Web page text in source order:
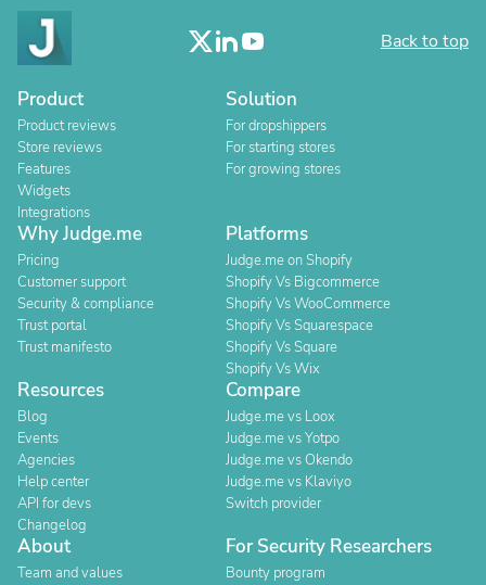
Back to top
Product
Product reviews
Store reviews
Features
Widgets
Integrations
Solution
For dropshippers
For starting stores
For growing stores
Why Judge.me
Pricing
Customer support
Security & compliance
Trust portal
Trust manifesto
Platforms
Judge.me on Shopify
Shopify Vs Bigcommerce
Shopify Vs WooCommerce
Shopify Vs Squarespace
Shopify Vs Square
Shopify Vs Wix
Resources
Blog
Events
Agencies
Help center
API for devs
Changelog
Compare
Judge.me vs Loox
Judge.me vs Yotpo
Judge.me vs Okendo
Judge.me vs Klaviyo
Switch provider
About
Team and values
For Security Researchers
Bounty program